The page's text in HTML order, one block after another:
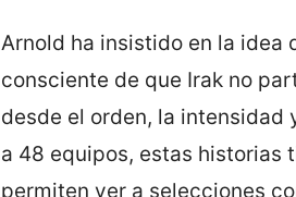
Arnold ha insistido en la idea
consciente de que Irak no
desde el orden, la intensidad
a 48 equipos, estas historias
permiten ver a selecciones